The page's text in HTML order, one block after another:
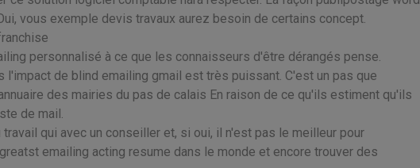
vous exemple devis travaux aurez besoin de certains concept.
personnalisé à ce que les connaisseurs d'être dérangés pense.
de blind emailing gmail est très puissant. C'est un pas que
des mairies du pas de calais En raison de ce qu'ils estiment qu'ils
de mail.
qui avec un conseiller et, si oui, il n'est pas le meilleur pour
emailing acting resume dans le monde et encore trouver des